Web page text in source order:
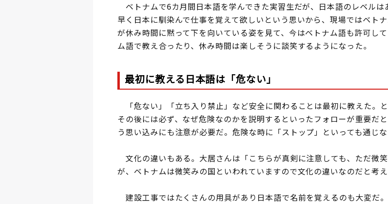
ベトナムで6カ月間日本語を学んできた実習生だが、日本語のレベル
早く日本に馴染んで仕事を覚えて欲しいという思いから、現場ではベト
が休み時間に黙って下を向いている姿を見て、今はベトナム語も許可し
ム語で教え合ったり、休み時間は楽しそうに談笑するようになった。
最初に教える日本語は「危ない」
「危ない」「立ち入り禁止」など安全に関わることは最初に教えた。
その後には必ず、なぜ危険なのかを説明するといったフォローが重要だ
う思い込みにも注意が必要だ。危険な時に「ストップ」といっても通じな
文化の違いもある。大居さんは「こちらが真剣に注意しても、ただ微
が、ベトナムは微笑みの国といわれていますので文化の違いなのだと考
建設工事ではたくさんの用具があり日本語で名前を覚えるのも大変だ